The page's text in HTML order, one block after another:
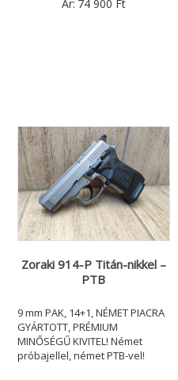
Ár: 74 900 Ft
Zoraki 914-P Titán-nikkel –
PTB
9 mm PAK, 14+1, NÉMET PIACRA
GYÁRTOTT, PRÉMIUM
MINŐSÉGŰ KIVITEL! Német
próbajellel, német PTB-vel!